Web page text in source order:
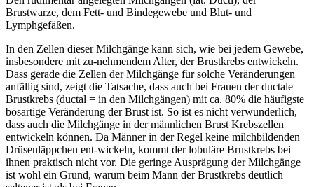
Brustwarze, dem Fett- und Bindegewebe und Blut- und
Lymphgefäßen.
In den Zellen dieser Milchgänge kann sich, wie bei jedem Gewebe,
insbesondere mit zu-nehmendem Alter, der Brustkrebs entwickeln.
Dass gerade die Zellen der Milchgänge für solche Veränderungen
anfällig sind, zeigt die Tatsache, dass auch bei Frauen der ductale
Brustkrebs (ductal = in den Milchgängen) mit ca. 80% die häufigste
bösartige Veränderung der Brust ist. So ist es nicht verwunderlich,
dass auch die Milchgänge in der männlichen Brust Krebszellen
entwickeln können. Da Männer in der Regel keine milchbildenden
Drüsenläppchen ent-wickeln, kommt der lobuläre Brustkrebs bei
ihnen praktisch nicht vor. Die geringe Ausprägung der Milchgänge
ist wohl ein Grund, warum beim Mann der Brustkrebs deutlich